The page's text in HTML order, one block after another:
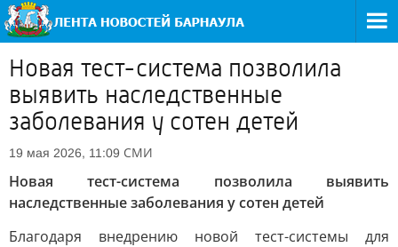
Новая тест-система позволила
выявить наследственные
заболевания у сотен детей
19 мая 2026, 11:09 СМИ
Новая тест-система позволила выявить
наследственные заболевания у сотен детей
Благодаря внедрению новой тест-системы для